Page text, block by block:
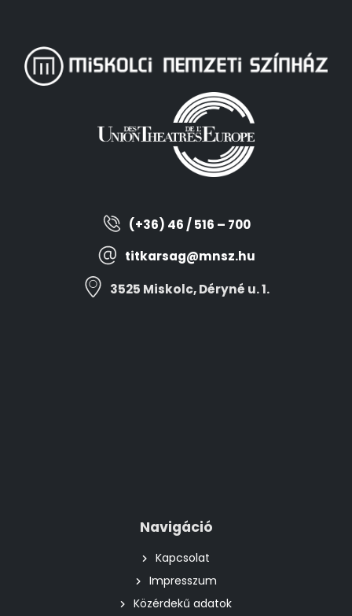
(+36) 46 / 516 – 700
titkarsag@mnsz.hu
3525 Miskolc, Déryné u. 1.
Navigáció
Kapcsolat
Impresszum
Közérdekű adatok